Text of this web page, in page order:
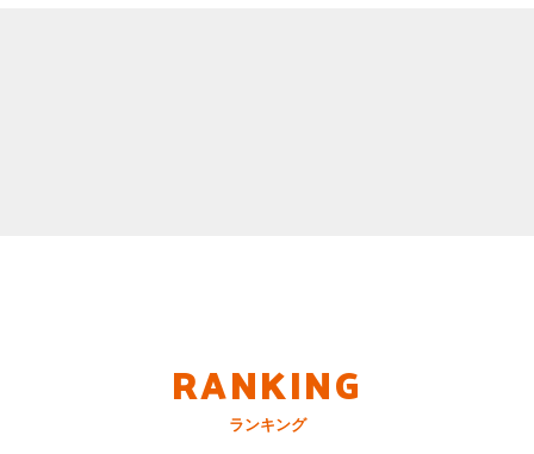
RANKING
ランキング